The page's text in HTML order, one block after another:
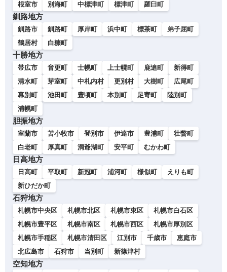
根室市 別海町 中標津町 標津町 羅臼町
釧路地方
釧路市 釧路町 厚岸町 浜中町 標茶町
弟子屈町
鶴居村
白糠町
十勝地方
帯広市 音更町 士幌町 上士幌町 鹿追町
新得町
清水町
芽室町 中札内村 更別村 大樹町
広尾町
幕別町
池田町 豊頃町 本別町 足寄町
陸別町
浦幌町
胆振地方
室蘭市 苫小牧市 登別市 伊達市 豊浦町
壮瞥町
白老町
厚真町 洞爺湖町 安平町 むかわ町
日高地方
日高町 平取町 新冠町 浦河町 様似町
えりも町
新ひだか町
石狩地方
札幌市中央区 札幌市北区 札幌市東区
札幌市白石区
札幌市豊平区
札幌市南区 札幌市西区
札幌市厚別区
札幌市手稲区
札幌市清田区 江別市 千歳市
恵庭市
北広島市
石狩市 当別町 新篠津村
空知地方